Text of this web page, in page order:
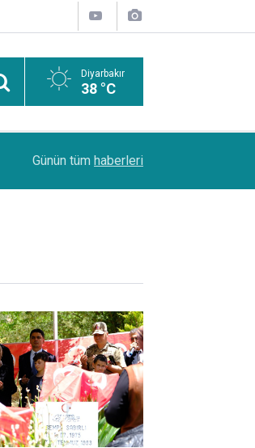
Diyarbakır
38 °C
freni boşalan kamyon TOKİ
Günün tüm haberleri